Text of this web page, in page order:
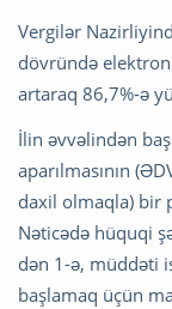
Vergilər
dövründə
artaraq 86,7%-ə
İlin əvvəlindən
aparılmasının
daxil olmaqla) bir
Nəticədə hüquqi
dən 1-ə, müddəti
başlamaq üçün